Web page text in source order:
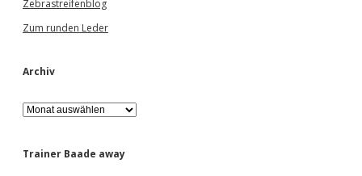
Zebrastreifenblog
Zum runden Leder
Archiv
A
r
h
Trainer Baade away